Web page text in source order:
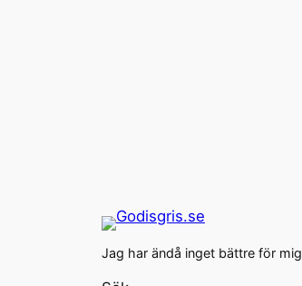
Jag har ändå inget bättre för mig